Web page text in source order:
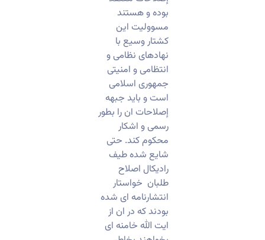
بوده و هستند
مسوولیت این
کشتار وسیع با
نهادهای نظامی و
انتظامی و امنیتی
جمهوری اسلامی
است و باید جبهه
إصلاحات ان را بطور
رسمی و اشکار
محکوم کند. حتی
شایع شده طیف
رادیکال اصلاح
طلبان خواستار
انتشارنامه ای شده
بودند که در ان از
ایت الله خامنه ای